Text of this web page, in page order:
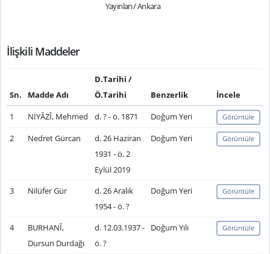
Yayınları / Ankara
İlişkili Maddeler
Sn. Madde Adı
D.Tarihi /
Ö.Tarihi
Benzerlik
İncele
1
NİYÂZÎ, Mehmed d. ? - ö. 1871 Doğum Yeri Görüntüle
2 Nedret Gürcan
d. 26 Haziran
1931 - ö. 2
Eylül 2019
Doğum Yeri Görüntüle
3 Nilüfer Gür
d. 26 Aralık
1954 - ö. ?
Doğum Yeri Görüntüle
4
BURHANÎ,
Dursun Durdağı
d. 12.03.1937 -
ö. ?
Doğum Yılı Görüntüle